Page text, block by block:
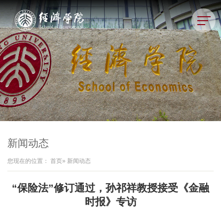
新闻动态
您现在的位置： 首页» 新闻动态
“保险法”修订通过，孙祁祥教授接受《金融
时报》专访